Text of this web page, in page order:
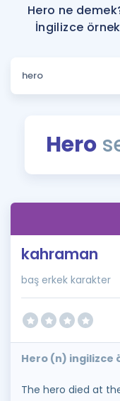
Faydalı Araçlar
Sözlük
Blog
İngilizce
Hero ne
İngilizce
Hero
kahraman
baş erkek karakter
Hero (n) ingilizce
The hero died at